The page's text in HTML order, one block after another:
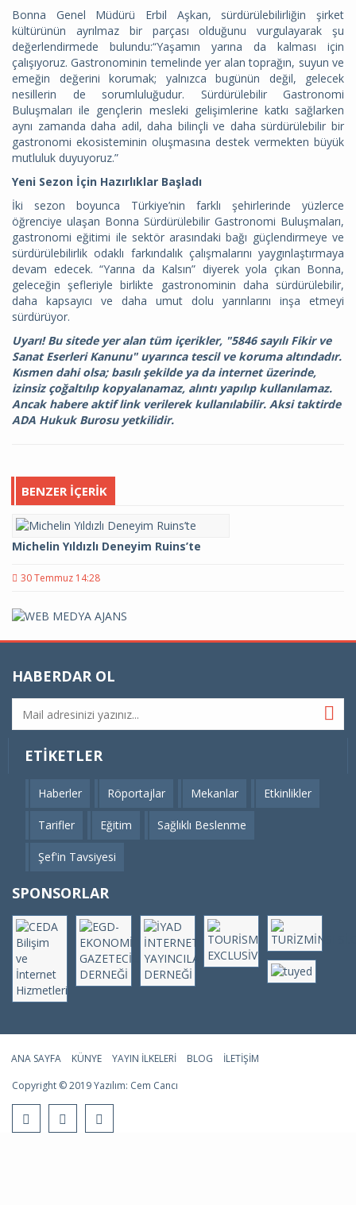
Bonna Genel Müdürü Erbil Aşkan, sürdürülebilirliğin şirket
kültürünün ayrılmaz bir parçası olduğunu vurgulayarak şu
değerlendirmede bulundu:“Yaşamın yarına da kalması için
çalışıyoruz. Gastronominin temelinde yer alan toprağın, suyun ve
emeğin değerini korumak; yalnızca bugünün değil, gelecek
nesillerin de sorumluluğudur. Sürdürülebilir Gastronomi
Buluşmaları ile gençlerin mesleki gelişimlerine katkı sağlarken
aynı zamanda daha adil, daha bilinçli ve daha sürdürülebilir bir
gastronomi ekosisteminin oluşmasına destek vermekten büyük
mutluluk duyuyoruz.”
Yeni Sezon İçin Hazırlıklar Başladı
İki sezon boyunca Türkiye’nin farklı şehirlerinde yüzlerce
öğrenciye ulaşan Bonna Sürdürülebilir Gastronomi Buluşmaları,
gastronomi eğitimi ile sektör arasındaki bağı güçlendirmeye ve
sürdürülebilirlik odaklı farkındalık çalışmalarını yaygınlaştırmaya
devam edecek. “Yarına da Kalsın” diyerek yola çıkan Bonna,
geleceğin şefleriyle birlikte gastronominin daha sürdürülebilir,
daha kapsayıcı ve daha umut dolu yarınlarını inşa etmeyi
sürdürüyor.
Uyarı! Bu sitede yer alan tüm içerikler, "5846 sayılı Fikir ve
Sanat Eserleri Kanunu" uyarınca tescil ve koruma altındadır.
Kısmen dahi olsa; basılı şekilde ya da internet üzerinde,
izinsiz çoğaltılıp kopyalanamaz, alıntı yapılıp kullanılamaz.
Ancak habere aktif link verilerek kullanılabilir. Aksi taktirde
ADA Hukuk Burosu yetkilidir.
BENZER İÇERIK
Michelin Yıldızlı Deneyim Ruins’te
30 Temmuz 14:28
HABERDAR OL
ETIKETLER
Haberler Röportajlar Mekanlar Etkinlikler
Tarifler Eğitim Sağlıklı Beslenme
Şef'in Tavsiyesi
SPONSORLAR
ANA SAYFA KÜNYE YAYIN İLKELERI BLOG
İLETIŞIM
Copyright © 2019 Yazılım: Cem Cancı